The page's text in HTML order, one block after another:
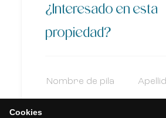
¿Interesado en esta
propiedad?
Cookies